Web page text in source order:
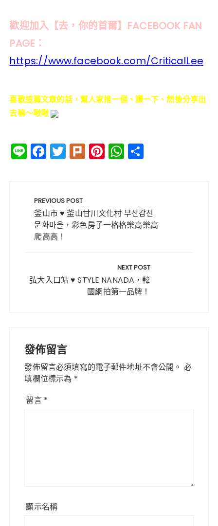
歡迎加入【去，你的首爾】FACEBOOK FAN
PAGE：
https://www.facebook.com/CriticalLee
喜歡這篇文章的話，幫人家推一個、讚一下、然後分享出
去嘛～啾啾
Li
n
F
a
e
b
o
o
T
w
te
r
Pl
ur
Pi
n
st
W
h
A
p
PREVIOUS POST
釜山市 ♥ 釜山甘川文化村 부산감천
문화마을，彩色房子一格格樂高樂高
爬高高！
NEXT POST
弘大入口站 ♥ STYLE NANADA，韓
國網拍第一品牌！
發佈留言
發佈留言必須填寫的電子郵件地址不會公開。 必
填欄位標示為 *
留言 *
顯示名稱